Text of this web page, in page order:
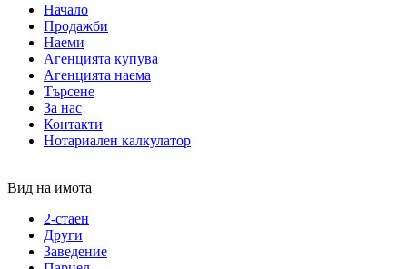
Начало
Продажби
Наеми
Агенцията купува
Агенцията наема
Търсене
За нас
Контакти
Нотариален калкулатор
Вид на имота
2-стаен
Други
Заведение